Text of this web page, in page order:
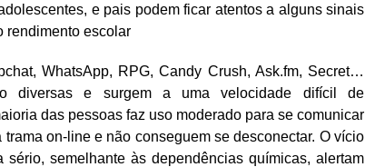
e pais podem ficar atentos a alguns sinais
rendimento escolar
WhatsApp, RPG, Candy Crush, Ask.fm, Secret…
diversas e surgem a uma velocidade difícil de
das pessoas faz uso moderado para se comunicar
trama on-line e não conseguem se desconectar. O vício
sério, semelhante às dependências químicas, alertam